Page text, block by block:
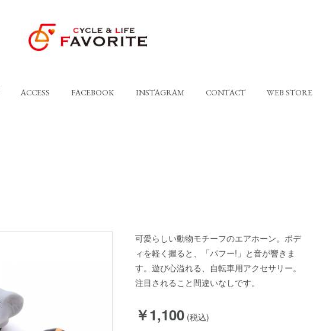
ACCESS FACEBOOK INSTAGRAM CONTACT WEB STORE
可愛らしい動物モチーフのエアホーン。ボデ
ィを軽く握ると、「パフー!」と音が響きま
す。遊び心溢れる、自転車用アクセサリー。
注目されること間違いなしです。
￥1,100 (税込)